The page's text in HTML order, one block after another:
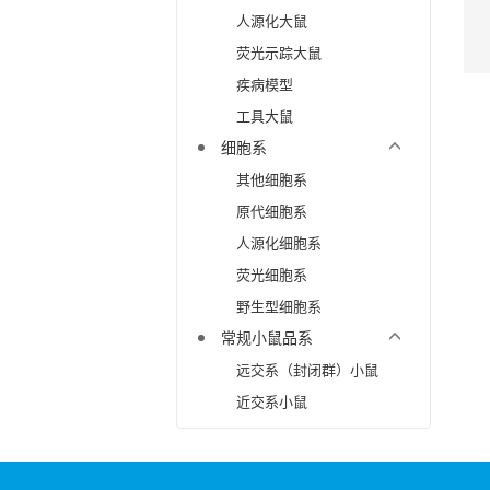
人源化大鼠
荧光示踪大鼠
疾病模型
工具大鼠
细胞系
其他细胞系
原代细胞系
人源化细胞系
荧光细胞系
野生型细胞系
常规小鼠品系
远交系（封闭群）小鼠
近交系小鼠